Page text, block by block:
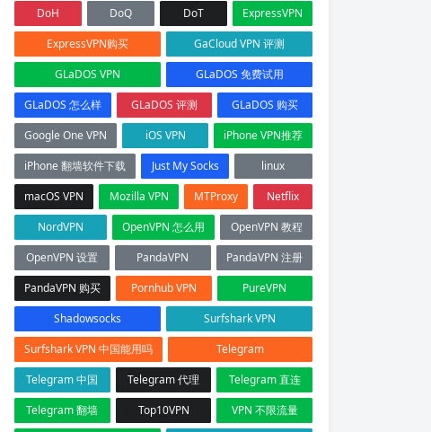
DoH
DoQ DoT
ExpressVPN
ExpressVPN购买
GaCloud VPN 评测
GLaDOS VPN
GLaDOS 免费试用
GLaDOS 怎么样
GLaDOS 评测
GLaDOS 购买
Google One VPN
iOS VPN
iPhone VPN推荐
iPhone 翻墙软件下载
Just My Socks
linux
macOS VPN
Mozilla VPN MTProxy
Netflix
NordVPN
OpenVPN 怎么用
OpenVPN 教程
OpenVPN 设置
PandaVPN
PandaVPN 注册
PandaVPN 购买
Pornhub VPN
PureVPN
Shadowsocks
Surfshark VPN
Surfshark VPN 中国能用吗
Telegram
Telegram 中国
Telegram 代理
Telegram 直连
Telegram 翻墙
Top10VPN
VPN 不限流量